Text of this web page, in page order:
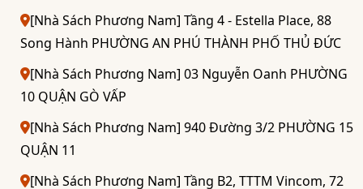
[Nhà Sách Phương Nam] Tầng 4 - Estella Place, 88
Song Hành PHƯỜNG AN PHÚ THÀNH PHỐ THỦ ĐỨC
[Nhà Sách Phương Nam] 03 Nguyễn Oanh PHƯỜNG
10 QUẬN GÒ VẤP
[Nhà Sách Phương Nam] 940 Đường 3/2 PHƯỜNG 15
QUẬN 11
[Nhà Sách Phương Nam] Tầng B2, TTTM Vincom, 72